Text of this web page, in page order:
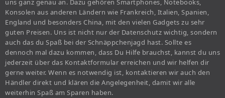
uns ganz genau an. Dazu gehören Smartphones, Notebooks,
Konsolen aus anderen Ländern wie Frankreich, Italien, Spanien,
England und besonders China, mit den vielen Gadgets zu sehr
guten Preisen. Uns ist nicht nur der Datenschutz wichtig, sondern
auch das du Spaß bei der Schnäppchenjagd hast. Sollte es
dennoch mal dazu kommen, dass Du Hilfe brauchst, kannst du uns
jederzeit über das Kontaktformular erreichen und wir helfen dir
gerne weiter. Wenn es notwendig ist, kontaktieren wir auch den
Händler direkt und klären die Angelegenheit, damit wir alle
weiterhin Spaß am Sparen haben.